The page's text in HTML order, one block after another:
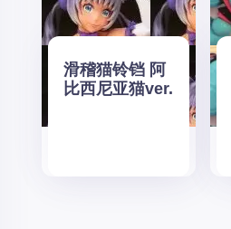
滑稽猫铃铛 阿
比西尼亚猫ver.